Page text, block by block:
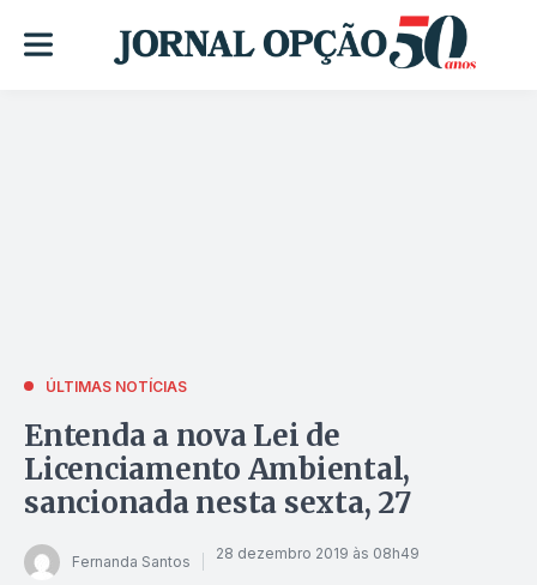
ÚLTIMAS NOTÍCIAS
Entenda a nova Lei de
Licenciamento Ambiental,
sancionada nesta sexta, 27
Fernanda Santos 28 dezembro 2019 às 08h49